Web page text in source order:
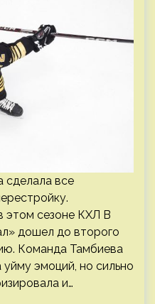
сделала все
этом сезоне КХЛ В
дошел до второго
Команда Тамбиева
уйму эмоций, но сильно
и…